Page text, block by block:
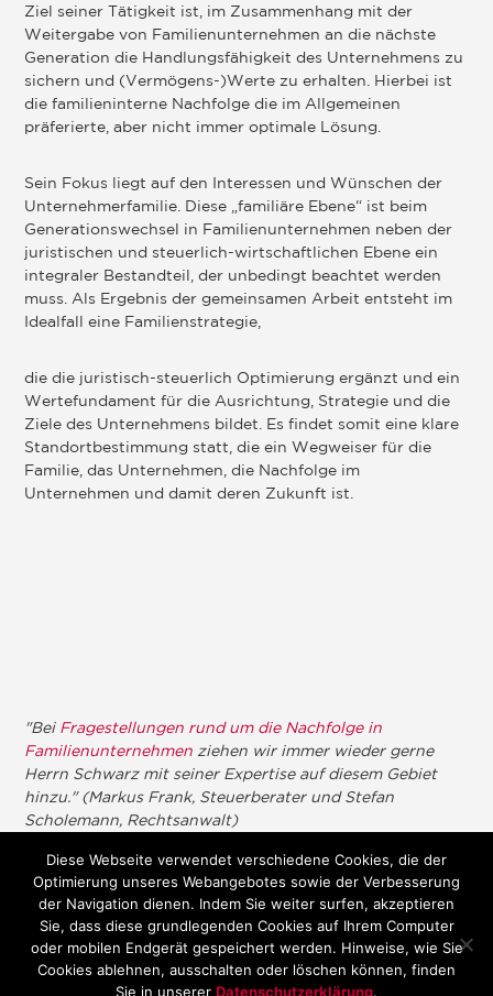
Ziel seiner Tätigkeit ist, im Zusammenhang mit der
Weitergabe von Familienunternehmen an die nächste
Generation die Handlungsfähigkeit des Unternehmens zu
sichern und (Vermögens-)Werte zu erhalten. Hierbei ist
die familieninterne Nachfolge die im Allgemeinen
präferierte, aber nicht immer optimale Lösung.
Sein Fokus liegt auf den Interessen und Wünschen der
Unternehmerfamilie. Diese „familiäre Ebene“ ist beim
Generationswechsel in Familienunternehmen neben der
juristischen und steuerlich-wirtschaftlichen Ebene ein
integraler Bestandteil, der unbedingt beachtet werden
muss. Als Ergebnis der gemeinsamen Arbeit entsteht im
Idealfall eine Familienstrategie,
die die juristisch-steuerlich Optimierung ergänzt und ein
Wertefundament für die Ausrichtung, Strategie und die
Ziele des Unternehmens bildet. Es findet somit eine klare
Standortbestimmung statt, die ein Wegweiser für die
Familie, das Unternehmen, die Nachfolge im
Unternehmen und damit deren Zukunft ist.
"Bei Fragestellungen rund um die Nachfolge in
Familienunternehmen ziehen wir immer wieder gerne
Herrn Schwarz mit seiner Expertise auf diesem Gebiet
hinzu." (Markus Frank, Steuerberater und Stefan
Scholemann, Rechtsanwalt)
Diese Webseite verwendet verschiedene Cookies, die der
Optimierung unseres Webangebotes sowie der Verbesserung
der Navigation dienen. Indem Sie weiter surfen, akzeptieren
Sie, dass diese grundlegenden Cookies auf Ihrem Computer
oder mobilen Endgerät gespeichert werden. Hinweise, wie Sie
Cookies ablehnen, ausschalten oder löschen können, finden
Sie in unserer Datenschutzerklärung.